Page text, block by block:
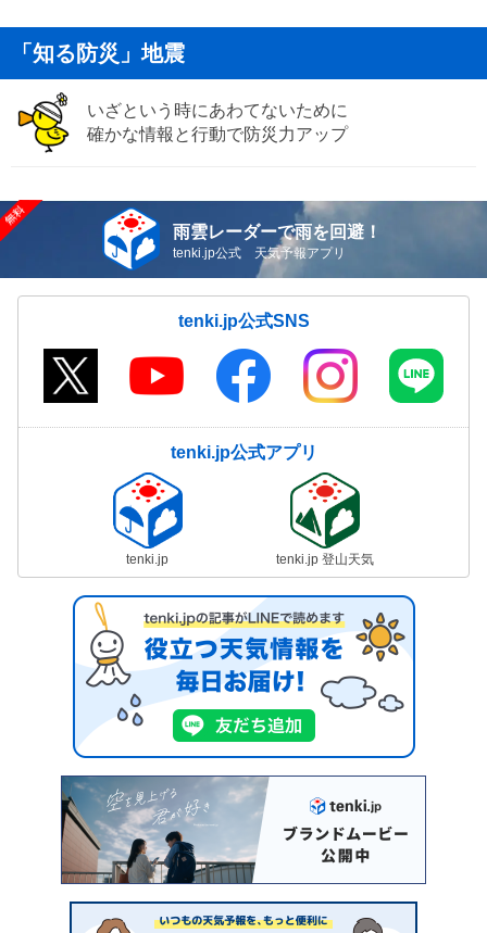
「知る防災」地震
いざという時にあわてないために
確かな情報と行動で防災力アップ
雨雲レーダーで雨を回避！
tenki.jp公式 天気予報アプリ
tenki.jp公式SNS
tenki.jp公式アプリ
tenki.jp tenki.jp 登山天気